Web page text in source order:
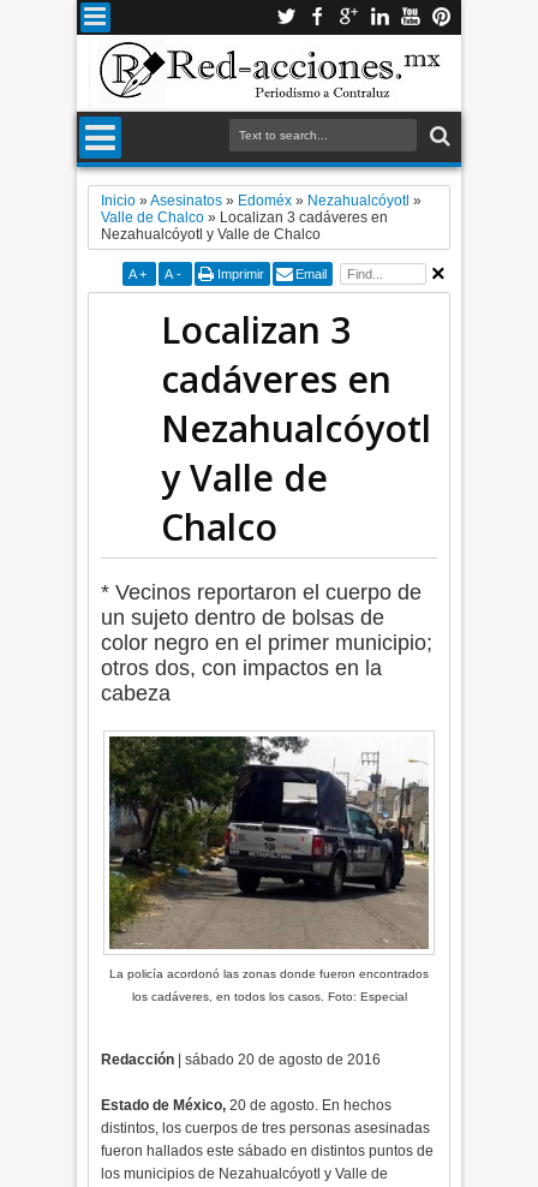
Inicio »Asesinatos » Edoméx » Nezahualcóyotl »
Valle de Chalco » Localizan 3 cadáveres en
Nezahualcóyotl y Valle de Chalco
A + A - Imprimir Email
Localizan 3
cadáveres en
Nezahualcóyotl
y Valle de
Chalco
* Vecinos reportaron el cuerpo de
un sujeto dentro de bolsas de
color negro en el primer municipio;
otros dos, con impactos en la
cabeza
La policía acordonó las zonas donde fueron encontrados
los cadáveres, en todos los casos. Foto: Especial
Redacción | sábado 20 de agosto de 2016
Estado de México, 20 de agosto. En hechos
distintos, los cuerpos de tres personas asesinadas
fueron hallados este sábado en distintos puntos de
los municipios de Nezahualcóyotl y Valle de